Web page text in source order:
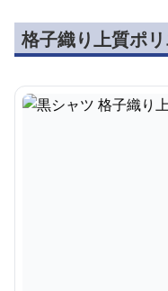
格子織り上質ポ